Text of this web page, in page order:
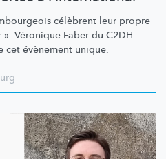
célèbrent leur propre
Véronique Faber du C2DH
cet évènement unique.